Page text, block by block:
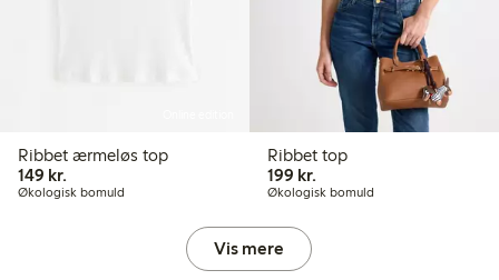
Ribbet ærmeløs top
149 kr.
Økologisk bomuld
Ribbet top
199 kr.
Økologisk bomuld
Vis mere